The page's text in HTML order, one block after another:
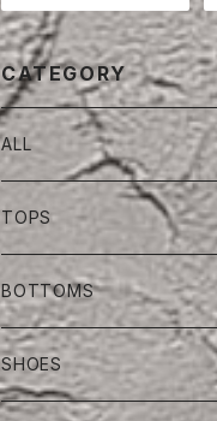
CATEGORY
ALL
TOPS
BOTTOMS
SHOES